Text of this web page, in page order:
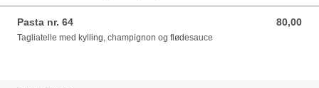
Pasta nr. 64 80,00
80,00 DKK
Tagliatelle med kylling, champignon og flødesauce